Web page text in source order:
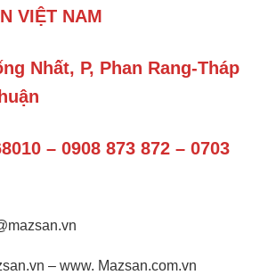
VIỆT NAM
Nhất, P, Phan Rang-Tháp
– 0908 873 872 – 0703
– www. Mazsan.com.vn